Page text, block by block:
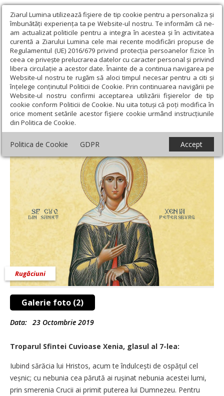
Ziarul Lumina utilizează fişiere de tip cookie pentru a personaliza și
îmbunătăți experiența ta pe Website-ul nostru. Te informăm că ne-
am actualizat politicile pentru a integra în acestea și în activitatea
curentă a Ziarului Lumina cele mai recente modificări propuse de
Regulamentul (UE) 2016/679 privind protecția persoanelor fizice în
ceea ce privește prelucrarea datelor cu caracter personal și privind
libera circulație a acestor date. Înainte de a continua navigarea pe
Website-ul nostru te rugăm să aloci timpul necesar pentru a citi și
înțelege conținutul Politicii de Cookie. Prin continuarea navigării pe
Website-ul nostru confirmi acceptarea utilizării fişierelor de tip
cookie conform Politicii de Cookie. Nu uita totuși că poți modifica în
orice moment setările acestor fişiere cookie urmând instrucțiunile
din Politica de Cookie.
Politica de Cookie GDPR Accept
Ziarul Lumina › Teologie și spiritualitate › Rugăciuni › Acatistul
Sfintei Xenia din Sankt Petersburg (24 Ianuarie)
Acatistul Sfintei Xenia din Sankt
Petersburg (24 Ianuarie)
Galerie foto (2)
Rugăciuni
Data: 23 Octombrie 2019
Troparul Sfintei Cuvioase Xenia, glasul al 7-lea:
Iubind sărăcia lui Hristos, acum te îndulcești de ospățul cel
veșnic; cu nebunia cea părută ai rușinat nebunia acestei lumi,
prin smerenia Crucii ai primit puterea lui Dumnezeu. Pentru